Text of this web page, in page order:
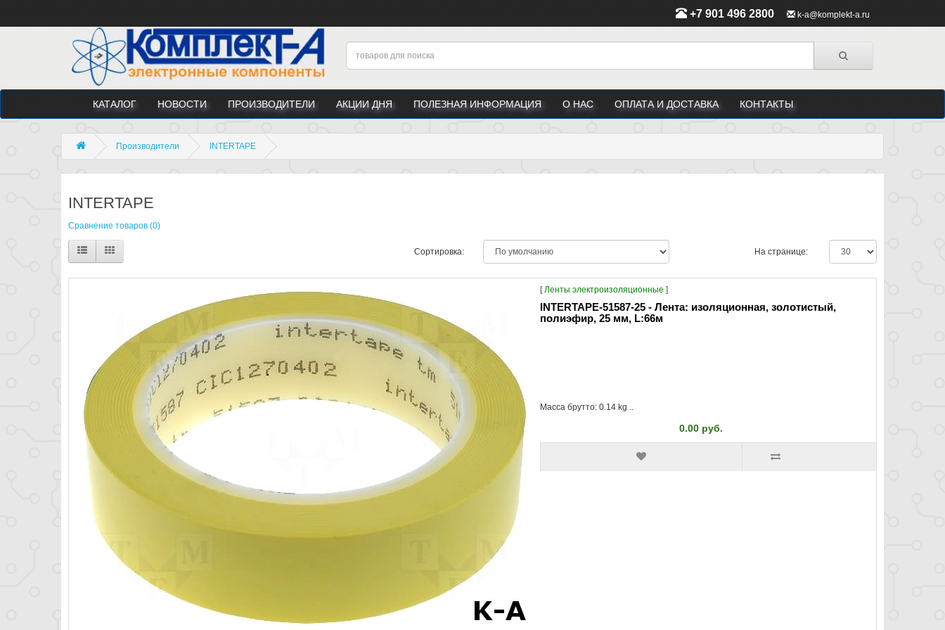
+7 901 496 2800 k-a@komplekt-a.ru
КАТАЛОГ НОВОСТИ ПРОИЗВОДИТЕЛИ АКЦИИ ДНЯ ПОЛЕЗНАЯ ИНФОРМАЦИЯ О НАС ОПЛАТА И ДОСТАВКА КОНТАКТЫ
Производители INTERTAPE
INTERTAPE
Сравнение товаров (0)
Сортировка: На странице:
[Ленты электроизоляционные ]
INTERTAPE-51587-25 - Лента: изоляционная, золотистый,
полиэфир, 25 мм, L:66м
Масса брутто: 0.14 kg ..
0.00 руб.